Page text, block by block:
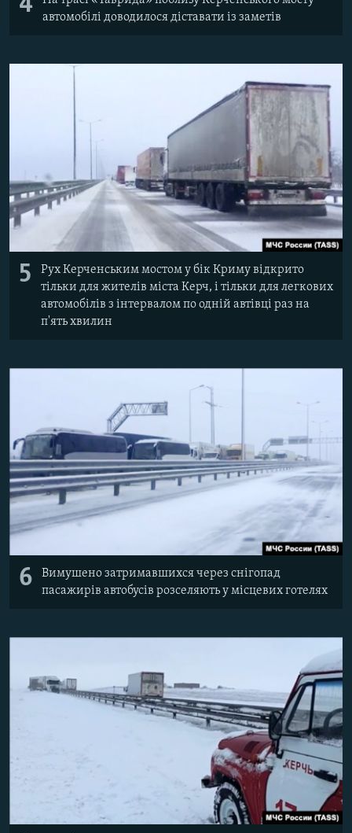
автомобілі доводилося діставати із заметів
5
Рух Керченським мостом у бік Криму відкрито
тільки для жителів міста Керч, і тільки для легкових
автомобілів з інтервалом по одній автівці раз на
п'ять хвилин
6
Вимушено затримавшихся через снігопад
пасажирів автобусів розселяють у місцевих готелях